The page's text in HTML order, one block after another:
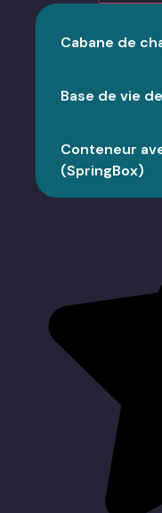
Cabane de
Base de vie
Conteneur
(SpringBox)